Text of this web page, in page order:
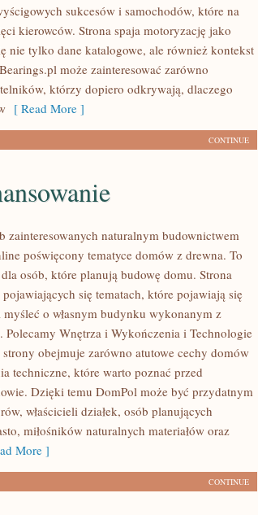
sukcesów i samochodów, które na
kierowców. Strona spaja motoryzację jako
nie tylko dane katalogowe, ale również kontekst
może zainteresować zarówno
którzy dopiero odkrywają, dlaczego
[ Read More ]
CONTINUE
zainteresowanych naturalnym budownictwem
poświęcony tematyce domów z drewna. To
osób, które planują budowę domu. Strona
się tematach, które pojawiają się
o własnym budynku wykonanym z
Polecamy Wnętrza i Wykończenia i Technologie
obejmuje zarówno atutowe cechy domów
techniczne, które warto poznać przed
Dzięki temu DomPol może być przydatnym
właścicieli działek, osób planujących
miłośników naturalnych materiałów oraz
More ]
CONTINUE